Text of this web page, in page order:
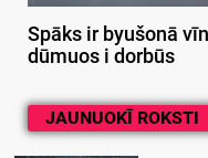
Spāks ir byušonā
dūmuos i dorbūs
JAUNUOKĪ ROKSTI